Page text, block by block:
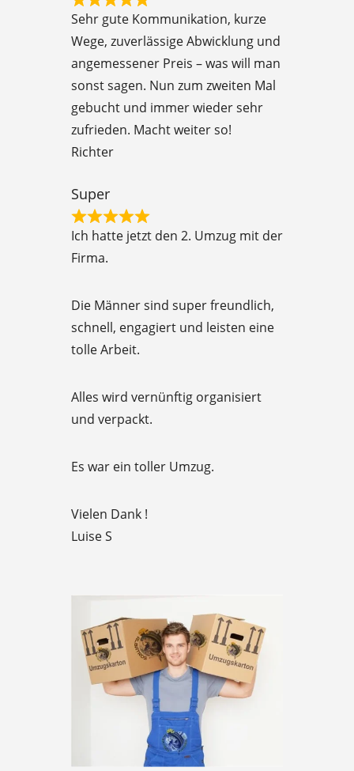
R
d
5
t
o
f
Sehr gute Kommunikation, kurze
Wege, zuverlässige Abwicklung und
angemessener Preis – was will man
sonst sagen. Nun zum zweiten Mal
gebucht und immer wieder sehr
zufrieden. Macht weiter so!
Richter
Super
R
d
5
o
t
o
5
Ich hatte jetzt den 2. Umzug mit der
Firma.
Die Männer sind super freundlich,
schnell, engagiert und leisten eine
tolle Arbeit.
Alles wird vernünftig organisiert
und verpackt.
Es war ein toller Umzug.
Vielen Dank !
Luise S